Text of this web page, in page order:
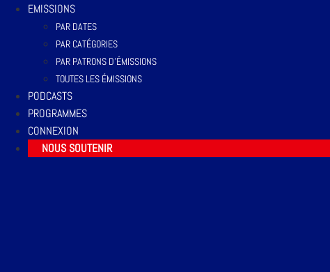
EMISSIONS
PAR DATES
PAR CATÉGORIES
PAR PATRONS D’ÉMISSIONS
TOUTES LES ÉMISSIONS
PODCASTS
PROGRAMMES
CONNEXION
NOUS SOUTENIR